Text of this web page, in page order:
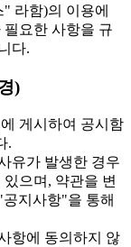
라함)의 이용에
요한 사항을 규
다.
)
게시하여 공시함
.
유가 발생한 경우
으며, 약관을 변
지사항"을 통해
항에 동의하지 않